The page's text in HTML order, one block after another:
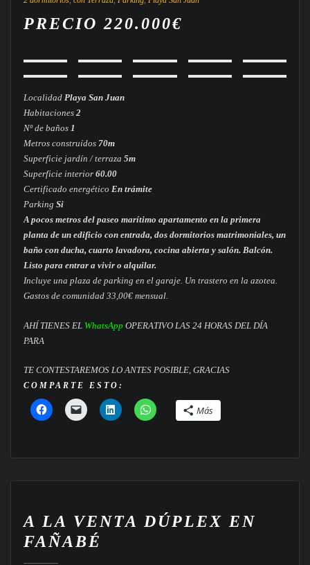
PRECIO 220.000€
Localidad Playa San Juan
Habitaciones 2
Nº de baños 1
Metros construídos 70m
Superficie jardín / terraza 5m
Superficie interior 60.00
Certificado energético En trámite
Parking Si
A pocos metros del paseo marítimo apartamento en la primera
planta de un edificio con entrada, dos dormitorios matrimoniales, un
baño con ducha, cuarto lavadora, cocina abierta y salón. Balcón.
Listo para entrar a vivir o alquilar.
Incluye una plaza de parking en el garaje. Un trastero en la azotea.
Gastos de comunidad 33,00€ mensual.
AHÍ TIENES EL WhatsApp OPERATIVO LAS 24 HORAS DEL DÍA
PARA
TE CONTESTAREMOS LO ANTES POSIBLE, GRACIAS
COMPARTE ESTO:
Más
A LA VENTA DÚPLEX EN
FAÑABÉ